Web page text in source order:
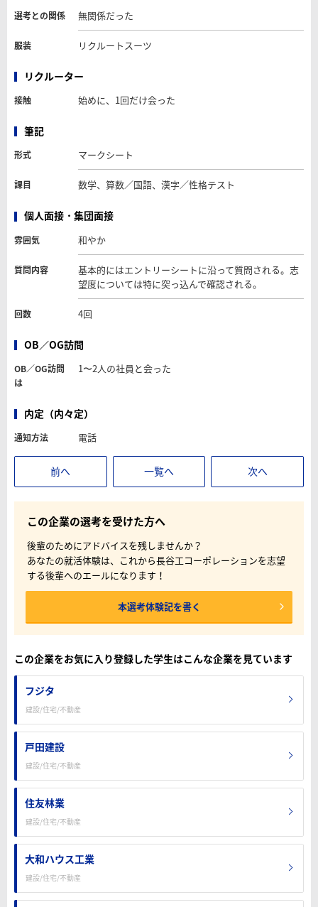
選考との関係 無関係だった
服装 リクルートスーツ
リクルーター
接触 始めに、1回だけ会った
筆記
形式 マークシート
課目 数学、算数／国語、漢字／性格テスト
個人面接・集団面接
雰囲気 和やか
質問内容
基本的にはエントリーシートに沿って質問される。志
望度については特に突っ込んで確認される。
回数 4回
OB／OG訪問
OB／OG訪問
は
1〜2人の社員と会った
内定（内々定）
通知方法 電話
前へ 一覧へ 次へ
この企業の選考を受けた方へ
後輩のためにアドバイスを残しませんか？
あなたの就活体験は、これから長谷工コーポレーションを志望
する後輩へのエールになります！
本選考体験記を書く
この企業をお気に入り登録した学生はこんな企業を見ています
フジタ
建設/住宅/不動産
戸田建設
建設/住宅/不動産
住友林業
建設/住宅/不動産
大和ハウス工業
建設/住宅/不動産